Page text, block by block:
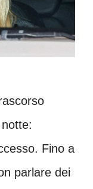
Fino a
parlare dei